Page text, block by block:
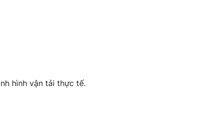
hình vận tải thực tế.